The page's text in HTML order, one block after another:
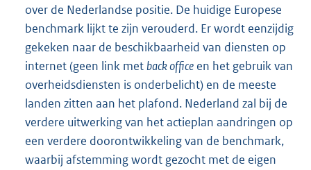
over de Nederlandse positie. De huidige Europese
benchmark lijkt te zijn verouderd. Er wordt eenzijdig
gekeken naar de beschikbaarheid van diensten op
internet (geen link metback office en het gebruik van
overheidsdiensten is onderbelicht) en de meeste
landen zitten aan het plafond. Nederland zal bij de
verdere uitwerking van het actieplan aandringen op
een verdere doorontwikkeling van de benchmark,
waarbij afstemming wordt gezocht met de eigen